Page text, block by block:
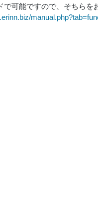
で可能ですので、そちら